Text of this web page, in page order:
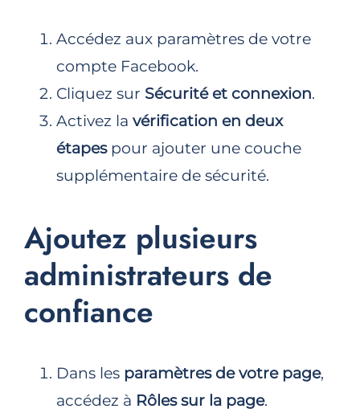
Accédez aux paramètres de votre
compte Facebook.
Cliquez sur Sécurité et connexion.
Activez la vérification en deux
étapespour ajouter une couche
supplémentaire de sécurité.
Ajoutez plusieurs
administrateurs de
confiance
Dans les paramètres de votre page,
accédez à Rôles sur la page.